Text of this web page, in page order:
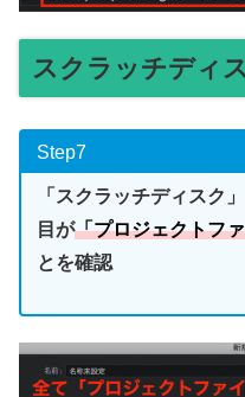
スクラッチディ
Step7
「スクラッチディスク
目が「プロジェクトフ
とを確認